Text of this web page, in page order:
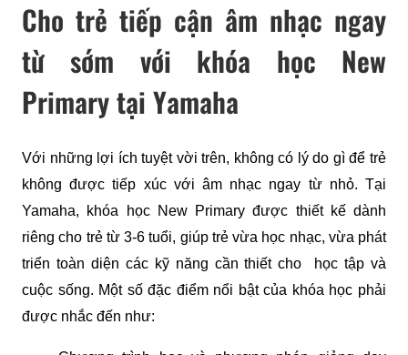
Cho trẻ tiếp cận âm nhạc ngay
từ sớm với khóa học New
Primary tại Yamaha
Với những lợi ích tuyệt vời trên, không có lý do gì để trẻ
không được tiếp xúc với âm nhạc ngay từ nhỏ. Tại
Yamaha, khóa học New Primary được thiết kế dành
riêng cho trẻ từ 3-6 tuổi, giúp trẻ vừa học nhạc, vừa phát
triển toàn diện các kỹ năng cần thiết cho  học tập và
cuộc sống. Một số đặc điểm nổi bật của khóa học phải
được nhắc đến như: